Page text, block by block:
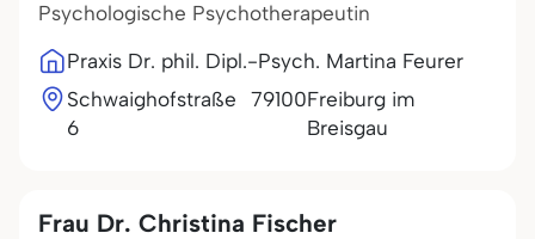
Psychologische Psychotherapeutin
Praxis Dr. phil. Dipl.-Psych. Martina Feurer
Schwaighofstraße
6
79100Freiburg im
Breisgau
Frau Dr. Christina Fischer